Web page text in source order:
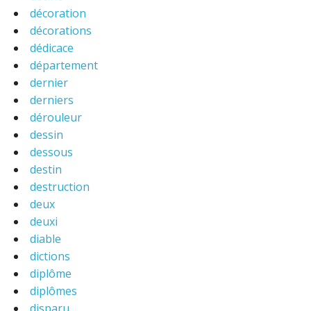
décoration
décorations
dédicace
département
dernier
derniers
dérouleur
dessin
dessous
destin
destruction
deux
deuxi
diable
dictions
diplôme
diplômes